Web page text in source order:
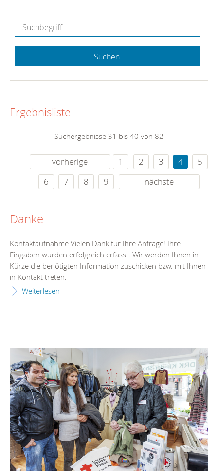
Suchen
Ergebnisliste
Suchergebnisse 31 bis 40 von 82
vorherige 1 2 3 4
5
6
7 8 9 nächste
Danke
Kontaktaufnahme Vielen Dank für Ihre Anfrage! Ihre
Eingaben wurden erfolgreich erfasst. Wir werden Ihnen in
Kürze die benötigten Information zuschicken bzw. mit Ihnen
in Kontakt treten.
Weiterlesen